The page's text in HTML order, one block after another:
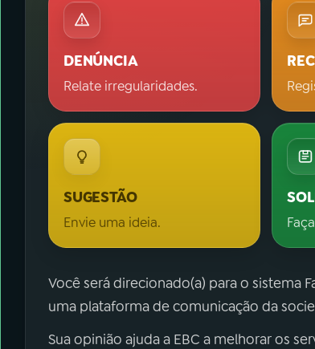
DENÚNCIA
Relate irregularidades.
SUGESTÃO
Envie uma ideia.
Você será direcionado(a) para o sistema
uma plataforma de comunicação da
Sua opinião ajuda a EBC a melhorar os